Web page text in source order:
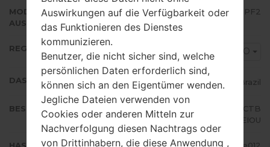
MODEM/CP
AUSFÜHRUNG
G530BTVJU1BPF2
REGION ZTO
DAS LAND Brazil
BESCHREIBUNG
TIM, Claro, Vivo, Oi, Sercomtel, CTB
C, Nextel, AEIOU
Auswirkungen auf die Verfügbarkeit oder
das Funktionieren des Dienstes
kommunizieren.
Benutzer, die nicht sicher sind, welche
persönlichen Daten erforderlich sind,
können sich an den Eigentümer wenden.
Jegliche Dateien verwenden von
Cookies oder anderen Mitteln zur
Nachverfolgung diesen Nachtrags oder
von Drittinhabern, die diese Anwendung ,